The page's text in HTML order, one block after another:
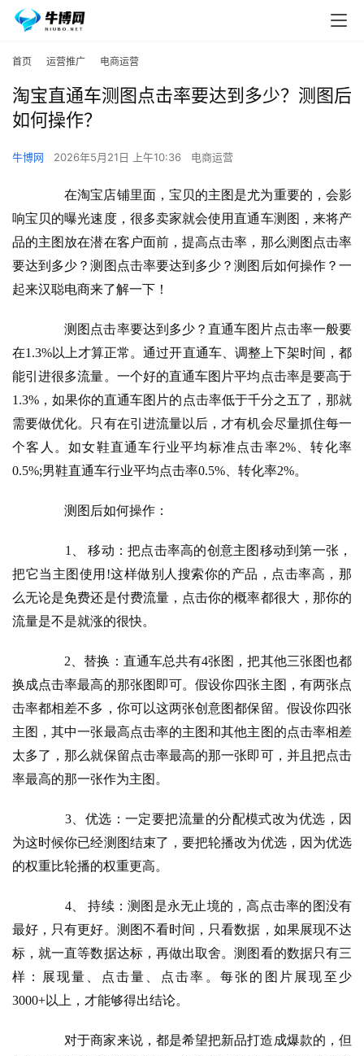
首页 运营推广 电商运营
淘宝直通车测图点击率要达到多少？测图后
如何操作？
牛博网 2026年5月21日 上午10:36 电商运营
在淘宝店铺里面，宝贝的主图是尤为重要的，会影
响宝贝的曝光速度，很多卖家就会使用直通车测图，来将产
品的主图放在潜在客户面前，提高点击率，那么测图点击率
要达到多少？测图点击率要达到多少？测图后如何操作？一
起来汉聪电商来了解一下！
测图点击率要达到多少？直通车图片点击率一般要
在1.3%以上才算正常。通过开直通车、调整上下架时间，都
能引进很多流量。一个好的直通车图片平均点击率是要高于
1.3%，如果你的直通车图片的点击率低于千分之五了，那就
需要做优化。只有在引进流量以后，才有机会尽量抓住每一
个客人。如女鞋直通车行业平均标准点击率2%、转化率
0.5%;男鞋直通车行业平均点击率0.5%、转化率2%。
测图后如何操作：
1、 移动：把点击率高的创意主图移动到第一张，
把它当主图使用!这样做别人搜索你的产品，点击率高，那
么无论是免费还是付费流量，点击你的概率都很大，那你的
流量是不是就涨的很快。
2、替换：直通车总共有4张图，把其他三张图也都
换成点击率最高的那张图即可。假设你四张主图，有两张点
击率都相差不多，你可以这两张创意图都保留。假设你四张
主图，其中一张最高点击率的主图和其他主图的点击率相差
太多了，那么就保留点击率最高的那一张即可，并且把点击
率最高的那一张作为主图。
3、优选：一定要把流量的分配模式改为优选，因
为这时候你已经测图结束了，要把轮播改为优选，因为优选
的权重比轮播的权重更高。
4、 持续：测图是永无止境的，高点击率的图没有
最好，只有更好。测图不看时间，只看数据，如果展现不达
标，就一直等数据达标，再做出取舍。测图看的数据只有三
样：展现量、点击量、点击率。每张的图片展现至少
3000+以上，才能够得出结论。
对于商家来说，都是希望把新品打造成爆款的，但